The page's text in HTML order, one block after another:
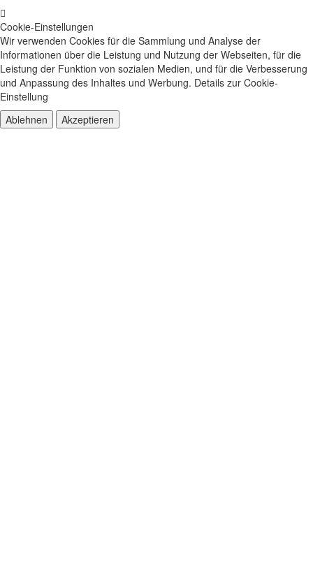
Cookie-Einstellungen
Wir verwenden Cookies für die Sammlung und Analyse der
Informationen über die Leistung und Nutzung der Webseiten, für die
Leistung der Funktion von sozialen Medien, und für die Verbesserung
und Anpassung des Inhaltes und Werbung. Details zur Cookie-
Einstellung
Ablehnen
Akzeptieren